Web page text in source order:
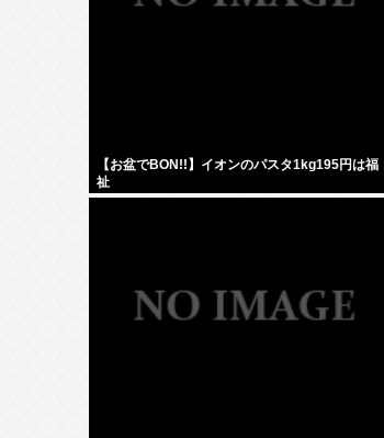
【お盆でBON!!】イオンのパスタ1kg195円は福
祉